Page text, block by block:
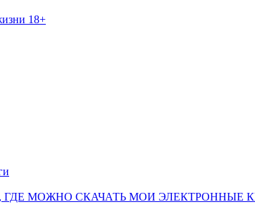
18+
ГДЕ МОЖНО СКАЧАТЬ МОИ ЭЛЕКТРОННЫЕ